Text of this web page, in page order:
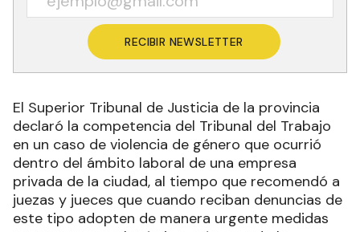
RECIBIR NEWSLETTER
El Superior Tribunal de Justicia de la provincia
declaró la competencia del Tribunal del Trabajo
en un caso de violencia de género que ocurrió
dentro del ámbito laboral de una empresa
privada de la ciudad, al tiempo que recomendó a
juezas y jueces que cuando reciban denuncias de
este tipo adopten de manera urgente medidas